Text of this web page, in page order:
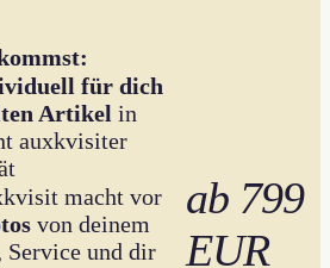
für dich
Artikel in
auxkvisiter
macht vor
von deinem
Service und dir
ab 799
EUR